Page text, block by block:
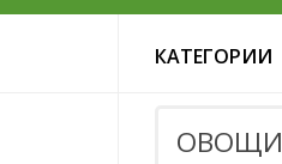
КАТЕГОРИИ
ОВОЩИ